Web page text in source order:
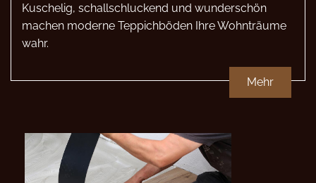
Kuschelig, schallschluckend und wunderschön
machen moderne Teppichböden Ihre Wohnträume
wahr.
Mehr